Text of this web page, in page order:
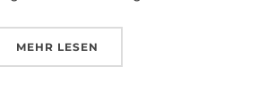
MEHR ÜBER „MEIN PHYSIKUM 2023 –
LESEN